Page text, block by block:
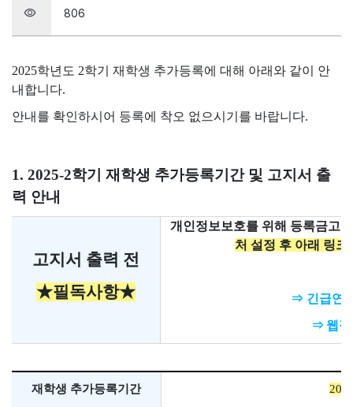
visibility 806
2025학년도 2학기 재학생 추가등록에 대해 아래와 같이 안
내합니다.
안내를 확인하시어 등록에 착오 없으시기를 바랍니다.
1. 2025-2학기 재학생 추가등록기간 및 고지서 출
력 안내
고지서 출력 전
★필독사항★
개인정보보호를 위해 등록금고
처 설정 후 아래 링
⇒ 긴급연
⇒ 웹
재학생 추가등록기간